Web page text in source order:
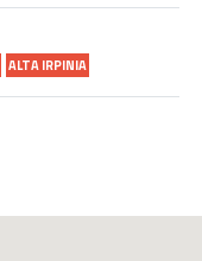
ALTA IRPINIA